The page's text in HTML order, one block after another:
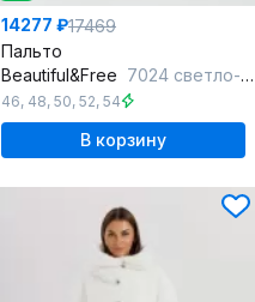
14277 ₽17469
Пальто
Beautiful&Free 7024 светло-серый
46, 48, 50, 52, 54
В корзину